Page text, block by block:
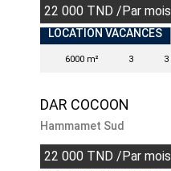
22 000 TND /Par mois
INDISPONIBLE
LOCATION VACANCES
6000 m² 3 3
DAR COCOON
Hammamet Sud
22 000 TND /Par mois